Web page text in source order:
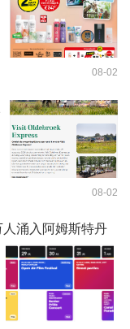
08-02
08-02
人涌入阿姆斯特丹